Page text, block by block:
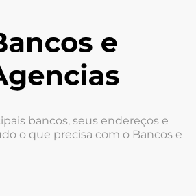
bancos, seus endereços e
o que precisa com o Bancos e